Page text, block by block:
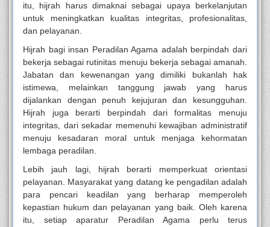
itu, hijrah harus dimaknai sebagai upaya berkelanjutan
untuk meningkatkan kualitas integritas, profesionalitas,
dan pelayanan.
Hijrah bagi insan Peradilan Agama adalah berpindah dari
bekerja sebagai rutinitas menuju bekerja sebagai amanah.
Jabatan dan kewenangan yang dimiliki bukanlah hak
istimewa, melainkan tanggung jawab yang harus
dijalankan dengan penuh kejujuran dan kesungguhan.
Hijrah juga berarti berpindah dari formalitas menuju
integritas, dari sekadar memenuhi kewajiban administratif
menuju kesadaran moral untuk menjaga kehormatan
lembaga peradilan.
Lebih jauh lagi, hijrah berarti memperkuat orientasi
pelayanan. Masyarakat yang datang ke pengadilan adalah
para pencari keadilan yang berharap memperoleh
kepastian hukum dan pelayanan yang baik. Oleh karena
itu, setiap aparatur Peradilan Agama perlu terus